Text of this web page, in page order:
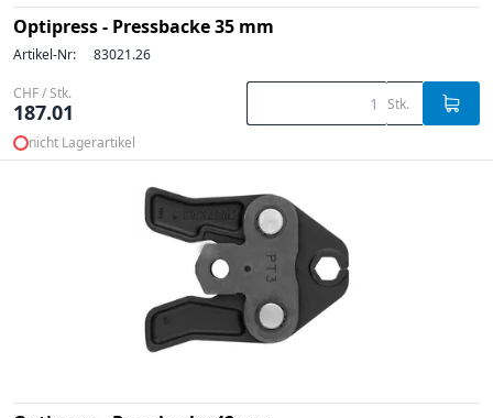
Optipress - Pressbacke 35 mm
Artikel-Nr: 83021.26
CHF / Stk.
187.01 Stk.
nicht Lagerartikel